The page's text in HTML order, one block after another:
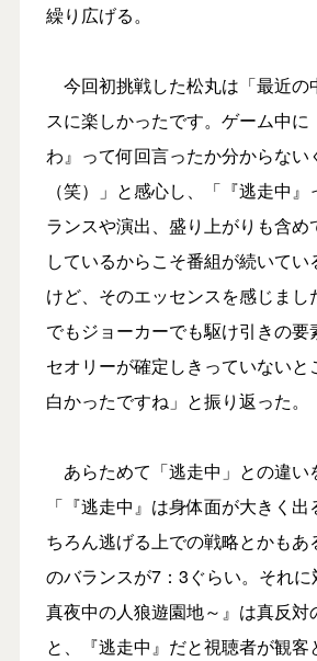
繰り広げる。
今回初挑戦した松丸は「最近の
スに楽しかったです。ゲーム中に
わ』って何回言ったか分からない
（笑）」と感心し、「『逃走中
ランスや演出、盛り上がりも含め
しているからこそ番組が続いてい
けど、そのエッセンスを感じまし
でもジョーカーでも駆け引きの要
セオリーが確定しきっていないと
白かったですね」と振り返った。
あらためて「逃走中」との違い
「『逃走中』は身体面が大きく
ちろん逃げる上での戦略とかもあ
のバランスが7：3ぐらい。それに
真夜中の人狼遊園地～』は真反対
と、『逃走中』だと視聴者が観客